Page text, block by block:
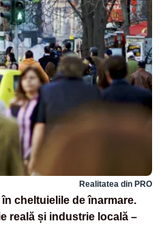
Realitatea din PRO
cheltuielile de înarmare.
reală și industrie locală –